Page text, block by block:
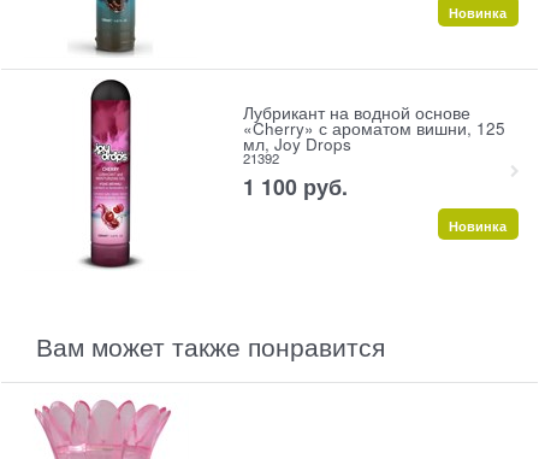
Новинка
Лубрикант на водной основе
«Cherry» с ароматом вишни, 125
мл, Joy Drops
21392
1 100 руб.
Новинка
Вам может также понравится